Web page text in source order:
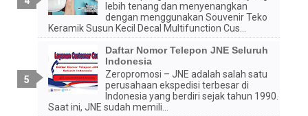
lebih tenang dan menyenangkan
dengan menggunakan Souvenir Teko
Keramik Susun Kecil Decal Multifunction Cus...
Daftar Nomor Telepon JNE Seluruh
Indonesia
Zeropromosi – JNE adalah salah satu
perusahaan ekspedisi terbesar di
Indonesia yang berdiri sejak tahun 1990.
Saat ini, JNE sudah memili...